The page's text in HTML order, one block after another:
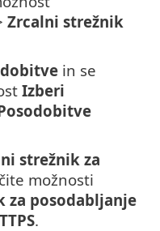
Zrcalni strežnik
in se
Izberi
strežnik za
možnosti
za posodabljanje
.